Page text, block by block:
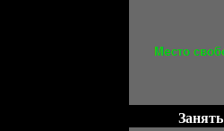
Занять